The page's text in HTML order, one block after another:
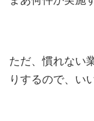
ただ、慣れない
りするので、い